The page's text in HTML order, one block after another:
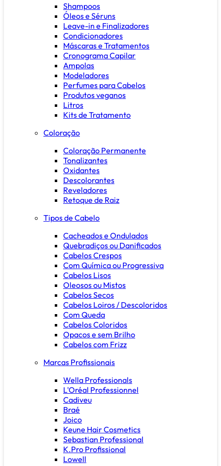
Shampoos
Óleos e Séruns
Leave-in e Finalizadores
Condicionadores
Máscaras e Tratamentos
Cronograma Capilar
Ampolas
Modeladores
Perfumes para Cabelos
Produtos veganos
Litros
Kits de Tratamento
Coloração
Coloração Permanente
Tonalizantes
Oxidantes
Descolorantes
Reveladores
Retoque de Raiz
Tipos de Cabelo
Cacheados e Ondulados
Quebradiços ou Danificados
Cabelos Crespos
Com Química ou Progressiva
Cabelos Lisos
Oleosos ou Mistos
Cabelos Secos
Cabelos Loiros / Descoloridos
Com Queda
Cabelos Coloridos
Opacos e sem Brilho
Cabelos com Frizz
Marcas Profissionais
Wella Professionals
L'Oréal Professionnel
Cadiveu
Braé
Joico
Keune Hair Cosmetics
Sebastian Professional
K.Pro Profissional
Lowell